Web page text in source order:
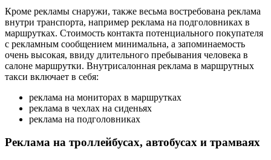
Кроме рекламы снаружи, также весьма востребована реклама
внутри транспорта, например реклама на подголовниках в
маршрутках. Стоимость контакта потенциального покупателя
с рекламным сообщением минимальна, а запоминаемость
очень высокая, ввиду длительного пребывания человека в
салоне маршрутки. Внутрисалонная реклама в маршрутных
такси включает в себя:
реклама на мониторах в маршрутках
реклама в чехлах на сиденьях
реклама на подголовниках
Реклама на троллейбусах, автобусах и трамваях